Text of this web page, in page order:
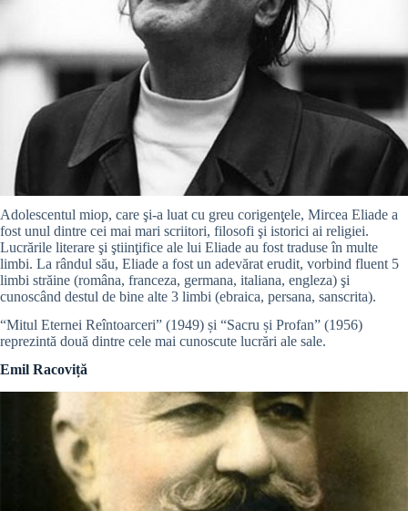
Adolescentul miop, care şi-a luat cu greu corigenţele, Mircea Eliade a
fost unul dintre cei mai mari scriitori, filosofi şi istorici ai religiei.
Lucrările literare şi ştiinţifice ale lui Eliade au fost traduse în multe
limbi. La rândul său, Eliade a fost un adevărat erudit, vorbind fluent 5
limbi străine (româna, franceza, germana, italiana, engleza) şi
cunoscând destul de bine alte 3 limbi (ebraica, persana, sanscrita).
“Mitul Eternei Reîntoarceri” (1949) și “Sacru și Profan” (1956)
reprezintă două dintre cele mai cunoscute lucrări ale sale.
Emil Racoviță